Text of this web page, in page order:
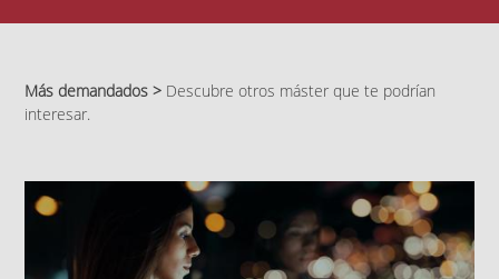
Más demandados > Descubre otros máster que te podrían
interesar.